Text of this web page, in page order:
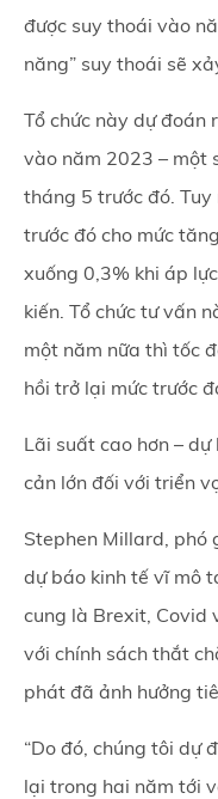
được suy thoái vào
năng” suy thoái sẽ
Tổ chức này dự đoán
vào năm 2023 – một
tháng 5 trước đó.
trước đó cho mức
xuống 0,3% khi áp
kiến. Tổ chức tư vấn
một năm nữa thì tốc
hồi trở lại mức trước
Lãi suất cao hơn –
cản lớn đối với triển
Stephen Millard, phó
dự báo kinh tế vĩ mô
cung là Brexit, Covid
với chính sách thắt
phát đã ảnh hưởng
“Do đó, chúng tôi dự
lại trong hai năm tới